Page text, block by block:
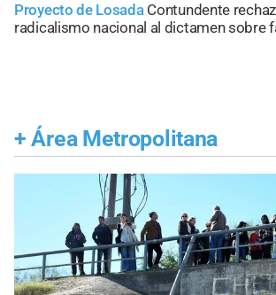
Proyecto de Losada Contundente
radicalismo nacional al dictamen sobre
+ Área Metropolitana